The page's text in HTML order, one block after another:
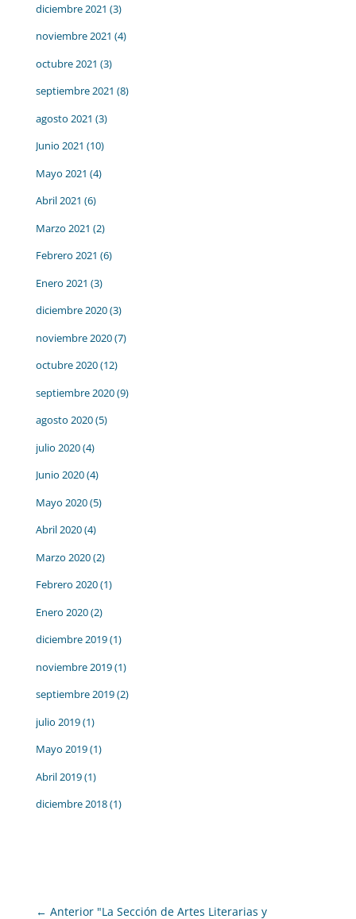
diciembre 2021 (3)
noviembre 2021 (4)
octubre 2021 (3)
septiembre 2021 (8)
agosto 2021 (3)
Junio 2021 (10)
Mayo 2021 (4)
Abril 2021 (6)
Marzo 2021 (2)
Febrero 2021 (6)
Enero 2021 (3)
diciembre 2020(3)
noviembre 2020(7)
octubre 2020(12)
septiembre 2020(9)
agosto 2020(5)
julio 2020(4)
Junio 2020(4)
Mayo 2020(5)
Abril 2020(4)
Marzo 2020(2)
Febrero 2020(1)
Enero 2020(2)
diciembre 2019(1)
noviembre 2019(1)
septiembre 2019(2)
julio 2019(1)
Mayo 2019(1)
Abril 2019(1)
diciembre 2018(1)
← Anterior "La Sección de Artes Literarias y